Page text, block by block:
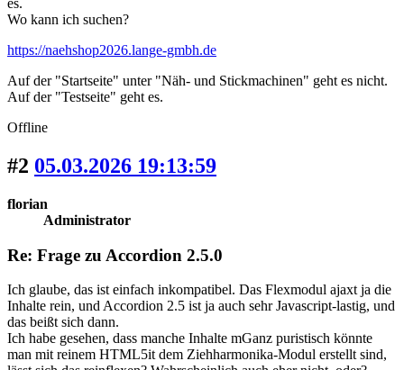
es.
Wo kann ich suchen?
https://naehshop2026.lange-gmbh.de
Auf der "Startseite" unter "Näh- und Stickmachinen" geht es nicht.
Auf der "Testseite" geht es.
Offline
#2 05.03.2026 19:13:59
florian
Administrator
Re: Frage zu Accordion 2.5.0
Ich glaube, das ist einfach inkompatibel. Das Flexmodul ajaxt ja die
Inhalte rein, und Accordion 2.5 ist ja auch sehr Javascript-lastig, und
das beißt sich dann.
Ich habe gesehen, dass manche Inhalte mGanz puristisch könnte
man mit reinem HTML5it dem Ziehharmonika-Modul erstellt sind,